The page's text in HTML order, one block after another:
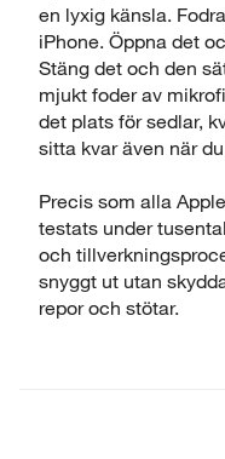
en lyxig känsla.
iPhone. Öppna det
Stäng det och den
mjukt foder av
det plats för sedlar,
sitta kvar även när
Precis som alla
testats under
och
snyggt ut utan
repor och stötar.